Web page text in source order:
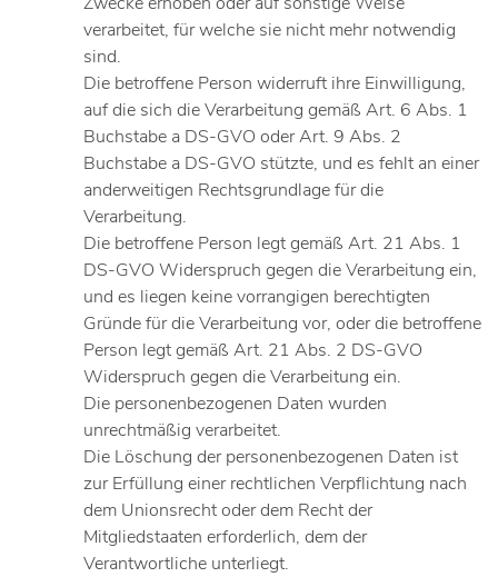
verarbeitet, für welche sie nicht mehr notwendig
sind.
Die betroffene Person widerruft ihre Einwilligung,
auf die sich die Verarbeitung gemäß Art. 6 Abs. 1
Buchstabe a DS-GVO oder Art. 9 Abs. 2
Buchstabe a DS-GVO stützte, und es fehlt an einer
anderweitigen Rechtsgrundlage für die
Verarbeitung.
Die betroffene Person legt gemäß Art. 21 Abs. 1
DS-GVO Widerspruch gegen die Verarbeitung ein,
und es liegen keine vorrangigen berechtigten
Gründe für die Verarbeitung vor, oder die betroffene
Person legt gemäß Art. 21 Abs. 2 DS-GVO
Widerspruch gegen die Verarbeitung ein.
Die personenbezogenen Daten wurden
unrechtmäßig verarbeitet.
Die Löschung der personenbezogenen Daten ist
zur Erfüllung einer rechtlichen Verpflichtung nach
dem Unionsrecht oder dem Recht der
Mitgliedstaaten erforderlich, dem der
Verantwortliche unterliegt.